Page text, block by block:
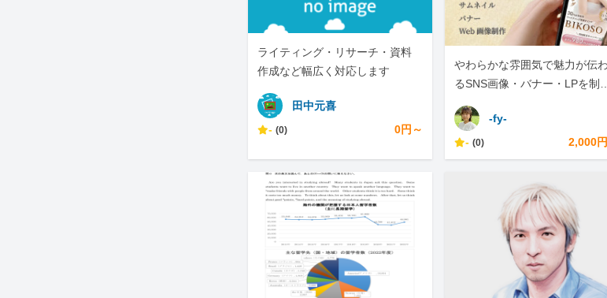
ライティング・リサーチ・資料
作成など幅広く対応します
田中元喜
- (0) 0円～
やわらかな雰囲気で魅力が伝わ
るSNS画像・バナー・LPを制作
-fy-
- (0) 2,000